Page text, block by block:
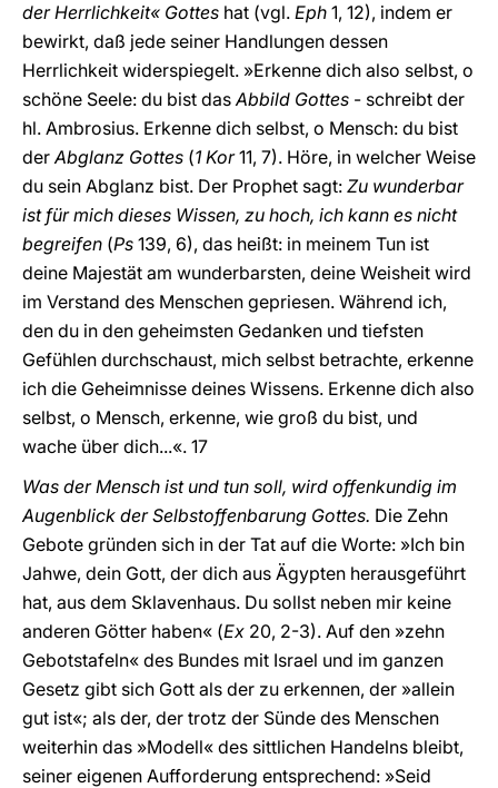
der Herrlichkeit« Gottes hat (vgl. Eph 1, 12), indem er
bewirkt, daß jede seiner Handlungen dessen
Herrlichkeit widerspiegelt. »Erkenne dich also selbst, o
schöne Seele: du bist dasAbbild Gottes - schreibt der
hl. Ambrosius. Erkenne dich selbst, o Mensch: du bist
derAbglanz Gottes (1 Kor11, 7). Höre, in welcher Weise
du sein Abglanz bist. Der Prophet sagt: Zu wunderbar
ist für mich dieses Wissen, zu hoch, ich kann es nicht
begreifen (Ps 139, 6), das heißt: in meinem Tun ist
deine Majestät am wunderbarsten, deine Weisheit wird
im Verstand des Menschen gepriesen. Während ich,
den du in den geheimsten Gedanken und tiefsten
Gefühlen durchschaust, mich selbst betrachte, erkenne
ich die Geheimnisse deines Wissens. Erkenne dich also
selbst, o Mensch, erkenne, wie groß du bist, und
wache über dich...«. 17
Was der Mensch ist und tun soll, wird offenkundig im
Augenblick der Selbstoffenbarung Gottes. Die Zehn
Gebote gründen sich in der Tat auf die Worte: »Ich bin
Jahwe, dein Gott, der dich aus Ägypten herausgeführt
hat, aus dem Sklavenhaus. Du sollst neben mir keine
anderen Götter haben« (Ex 20, 2-3). Auf den »zehn
Gebotstafeln« des Bundes mit Israel und im ganzen
Gesetz gibt sich Gott als der zu erkennen, der »allein
gut ist«; als der, der trotz der Sünde des Menschen
weiterhin das »Modell« des sittlichen Handelns bleibt,
seiner eigenen Aufforderung entsprechend: »Seid